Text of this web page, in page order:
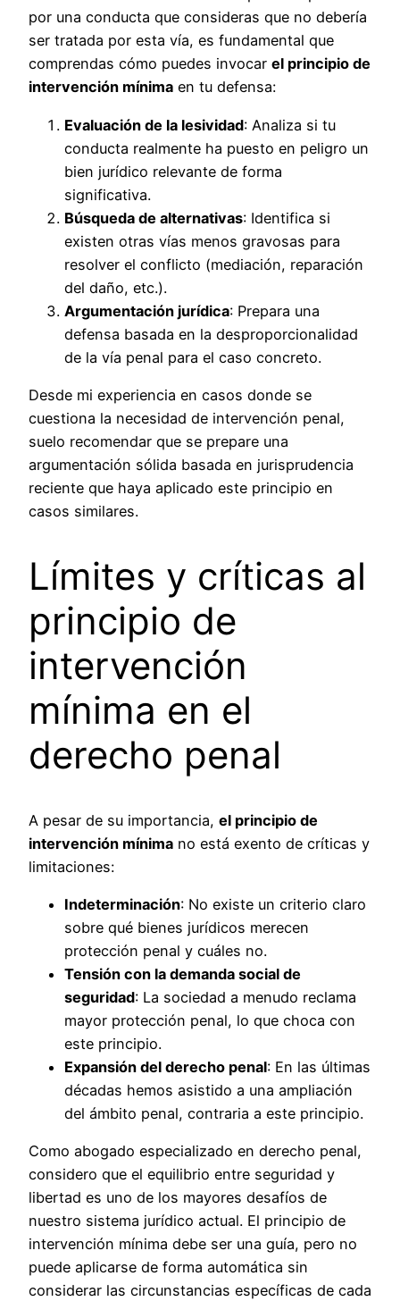
por una conducta que consideras que no debería
ser tratada por esta vía, es fundamental que
comprendas cómo puedes invocar el principio de
intervención mínima en tu defensa:
Evaluación de la lesividad: Analiza si tu
conducta realmente ha puesto en peligro un
bien jurídico relevante de forma
significativa.
Búsqueda de alternativas: Identifica si
existen otras vías menos gravosas para
resolver el conflicto (mediación, reparación
del daño, etc.).
Argumentación jurídica: Prepara una
defensa basada en la desproporcionalidad
de la vía penal para el caso concreto.
Desde mi experiencia en casos donde se
cuestiona la necesidad de intervención penal,
suelo recomendar que se prepare una
argumentación sólida basada en jurisprudencia
reciente que haya aplicado este principio en
casos similares.
Límites y críticas al
principio de
intervención
mínima en el
derecho penal
A pesar de su importancia, el principio de
intervención mínima no está exento de críticas y
limitaciones:
Indeterminación: No existe un criterio claro
sobre qué bienes jurídicos merecen
protección penal y cuáles no.
Tensión con la demanda social de
seguridad: La sociedad a menudo reclama
mayor protección penal, lo que choca con
este principio.
Expansión del derecho penal: En las últimas
décadas hemos asistido a una ampliación
del ámbito penal, contraria a este principio.
Como abogado especializado en derecho penal,
considero que el equilibrio entre seguridad y
libertad es uno de los mayores desafíos de
nuestro sistema jurídico actual. El principio de
intervención mínima debe ser una guía, pero no
puede aplicarse de forma automática sin
considerar las circunstancias específicas de cada